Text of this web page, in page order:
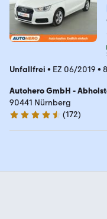
Unfallfrei • EZ 06/2019 •
Autohero GmbH -
90441 Nürnberg
4.5 Sterne
(172)